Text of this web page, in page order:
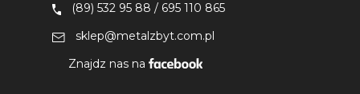
(89) 532 95 88 / 695 110 865
sklep@metalzbyt.com.pl
Znajdz nas na